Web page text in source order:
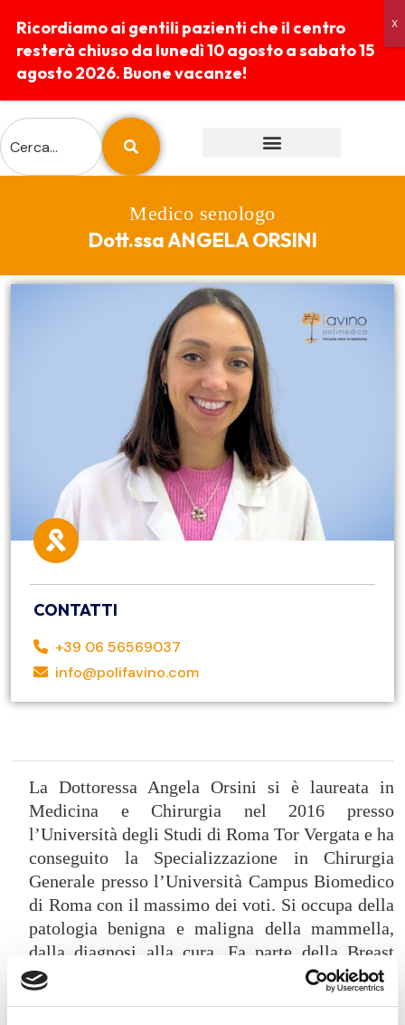
Medico senologo
Dott.ssa ANGELA ORSINI
CONTATTI
+39 06 56569037
info@polifavino.com
La Dottoressa Angela Orsini si è laureata in
Medicina e Chirurgia nel 2016 presso
l’Università degli Studi di Roma Tor Vergata e ha
conseguito la Specializzazione in Chirurgia
Generale presso l’Università Campus Biomedico
di Roma con il massimo dei voti. Si occupa della
patologia benigna e maligna della mammella,
dalla diagnosi alla cura. Fa parte della Breast
Unit della Fondazione Policlinico Campus
Biomedico di Roma dove svolge attività
Ricordiamo ai gentili pazienti che il centro
resterà chiuso da lunedì 10 agosto a sabato 15
agosto 2026. Buone vacanze!